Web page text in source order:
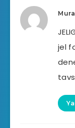
jel